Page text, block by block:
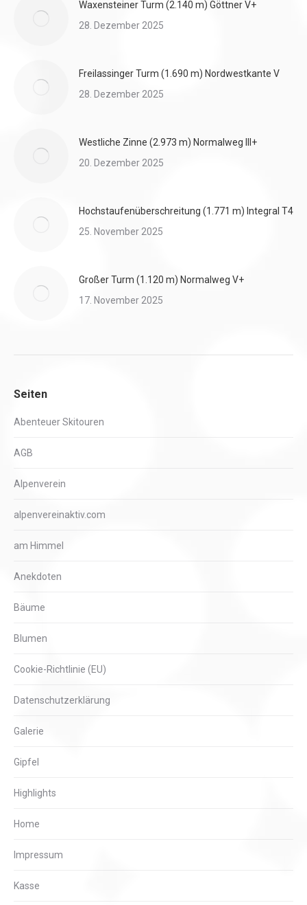
Waxensteiner Turm (2.140 m) Göttner V+
28. Dezember 2025
Freilassinger Turm (1.690 m) Nordwestkante V
28. Dezember 2025
Westliche Zinne (2.973 m) Normalweg III+
20. Dezember 2025
Hochstaufenüberschreitung (1.771 m) Integral T4
25. November 2025
Großer Turm (1.120 m) Normalweg V+
17. November 2025
Seiten
Abenteuer Skitouren
AGB
Alpenverein
alpenvereinaktiv.com
am Himmel
Anekdoten
Bäume
Blumen
Cookie-Richtlinie (EU)
Datenschutzerklärung
Galerie
Gipfel
Highlights
Home
Impressum
Kasse